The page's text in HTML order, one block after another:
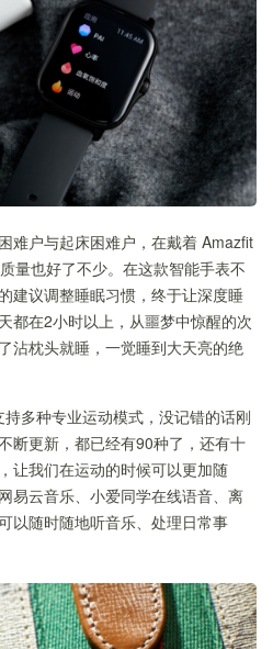
难户与起床困难户，在戴着 Amazfit
量也好了不少。在这款智能手表不
建议调整睡眠习惯，终于让深度睡
都在2小时以上，从噩梦中惊醒的次
沾枕头就睡，一觉睡到大天亮的绝
多种专业运动模式，没记错的话刚
断更新，都已经有90种了，还有十
让我们在运动的时候可以更加随
易云音乐、小爱同学在线语音、离
以随时随地听音乐、处理日常事